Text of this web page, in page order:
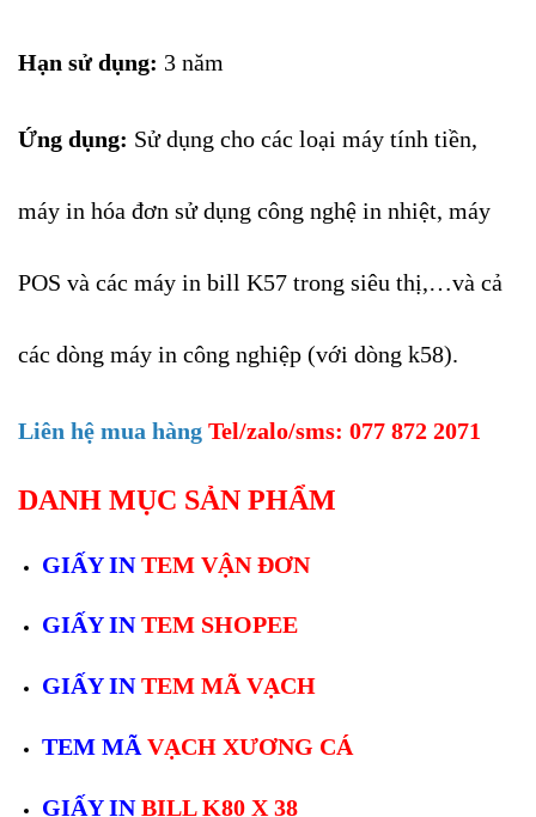
Hạn sử dụng: 3 năm
Ứng dụng: Sử dụng cho các loại máy tính tiền,
máy in hóa đơn sử dụng công nghệ in nhiệt, máy
POS và các máy in bill K57 trong siêu thị,…và cả
các dòng máy in công nghiệp (với dòng k58).
Liên hệ mua hàng Tel/zalo/sms: 077 872 2071
DANH MỤC SẢN PHẨM
GIẤY INTEM VẬN ĐƠN
GIẤY INTEM SHOPEE
GIẤY INTEM MÃ VẠCH
TEM MÃ VẠCH XƯƠNG CÁ
GIẤY INBILL K80 X 38